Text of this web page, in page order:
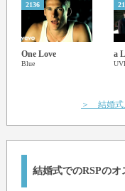
2136
One Love
Blue
a
＞ 結婚式
結婚式でのRSPのオ